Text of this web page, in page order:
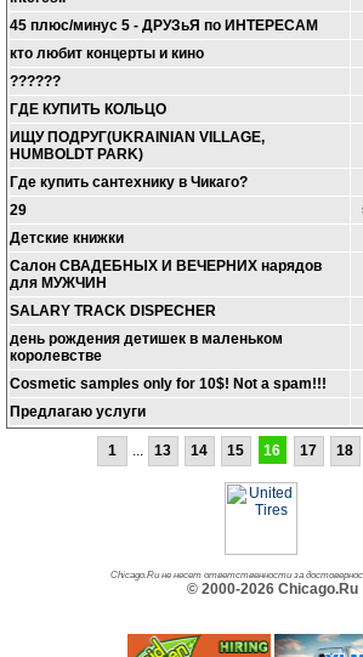
45 плюс/минус 5 - ДРУЗьЯ по ИНТЕРЕСАМ
кто любит концерты и кино
??????
ГДЕ КУПИТЬ КОЛЬЦО
ИЩУ ПОДРУГ(UKRAINIAN VILLAGE,
HUMBOLDT PARK)
Где купить сантехнику в Чикаго?
29
Детские книжки
Салон СВАДЕБНЫХ И ВЕЧЕРНИХ нарядов
для МУЖЧИН
SALARY TRACK DISPECHER
день рождения детишек в маленьком
королевстве
Cosmetic samples only for 10$! Not a spam!!!
Предлагаю услуги
1 ... 13 14 15 16 17 18
Chicago.Ru не несет ответственности за
© 2000-2026 Chicago.Ru